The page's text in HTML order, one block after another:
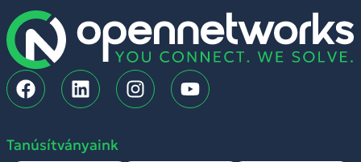
Tanúsítványaink